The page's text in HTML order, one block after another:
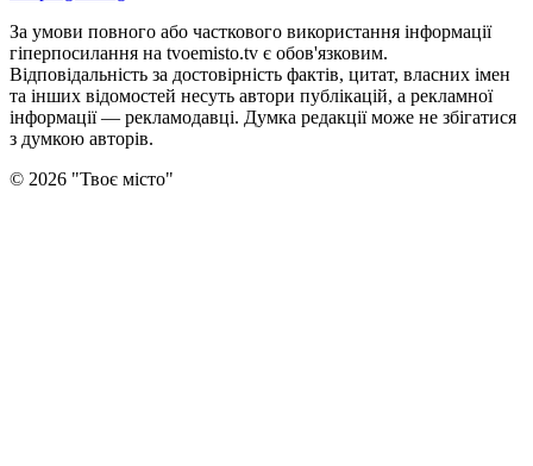
За умови повного або часткового використання iнформацiї
гіперпосилання на tvoemisto.tv є обов'язковим.
Відповідальність за достовірність фактів, цитат, власних імен
та інших відомостей несуть автори публікацій, а рекламної
інформації — рекламодавці. Думка редакцiї може не збiгатися
з думкою авторiв.
© 2026 "Твоє місто"